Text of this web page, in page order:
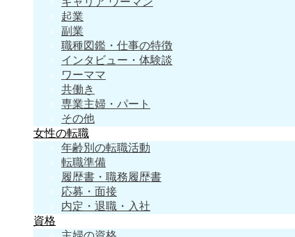
起業
副業
職種図鑑・仕事の特徴
インタビュー・体験談
ワーママ
共働き
専業主婦・パート
その他
女性の転職
年齢別の転職活動
転職準備
履歴書・職務履歴書
応募・面接
内定・退職・入社
資格